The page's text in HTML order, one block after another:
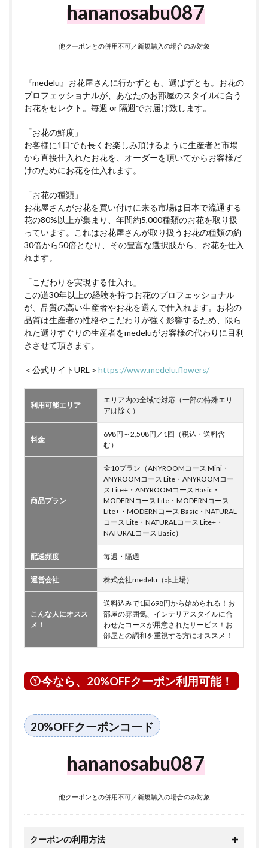
hananosabu087
他クーポンとの併用不可／新規購入の場合のみ対象
『medelu』お花屋さんに行かずとも、選ばずとも。お花の
プロフェッショナルが、あなたのお部屋のスタイルに合う
お花をセレクト。毎週 or 隔週でお届け致します。
「お花の鮮度」
お客様に1日でも長くお楽しみ頂けるように生産者と市場
から直接仕入れたお花を、オーダーを頂いてからお客様だ
けのためにお花を仕入れます。
「お花の種類」
お花屋さんがお花を買い付けに来る市場は日本で流通する
花の80%以上が集まり、年間約5,000種類のお花を取り扱
っています。これはお花屋さんが取り扱うお花の種類の約
30倍から50倍となり、その豊富な選択肢から、お花を仕入
れます。
「こだわりを実現する仕入れ」
この道30年以上の経験を持つお花のプロフェッショナル
が、品質の高い生産者やお花を選んで仕入れます。お花の
品質は生産者の性格やこだわりが強く影響するため、限ら
れた選りすぐりの生産者をmedeluがお客様の代わりに目利
きさせて頂きます。
＜公式サイトURL＞https://www.medelu.flowers/
利用可能エリア
エリア内の全域で対応（一部の特殊エリ
アは除く）
料金
698円～2,508円／1回（税込・送料含
む）
商品プラン
全10プラン（ANYROOMコース Mini・
ANYROOMコース Lite・ANYROOMコー
ス Lite+・ANYROOMコース Basic・
MODERNコース Lite・MODERNコース
Lite+・MODERNコース Basic・NATURAL
コース Lite・NATURALコース Lite+・
NATURALコース Basic）
配送頻度 毎週・隔週
運営会社 株式会社medelu（非上場）
こんな人にオスス
メ！
送料込みで1回698円から始められる！お
部屋の雰囲気、インテリアスタイルに合
わせたコースが用意されたサービス！お
部屋との調和を重視する方にオススメ！
今なら、20%OFFクーポン利用可能！
20%OFFクーポンコード
hananosabu087
他クーポンとの併用不可／新規購入の場合のみ対象
クーポンの利用方法